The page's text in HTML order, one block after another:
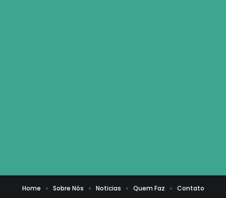
Home Sobre Nós Noticias Quem Faz Contato